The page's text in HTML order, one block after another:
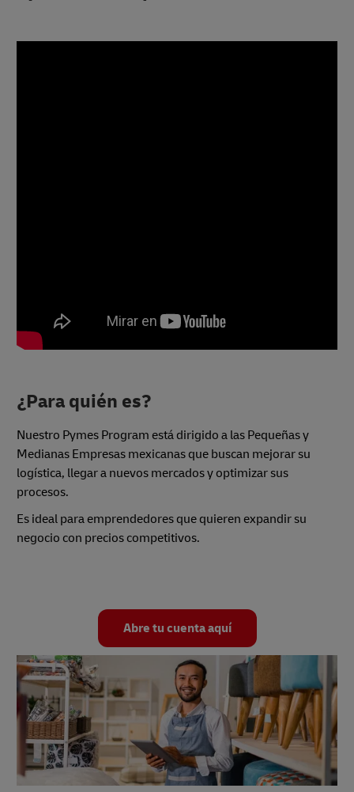
¿Para quién es?
Nuestro Pymes Program está dirigido a las Pequeñas y
Medianas Empresas mexicanas que buscan mejorar su
logística, llegar a nuevos mercados y optimizar sus
procesos.
Es ideal para emprendedores que quieren expandir su
negocio con precios competitivos.
Abre tu cuenta aquí